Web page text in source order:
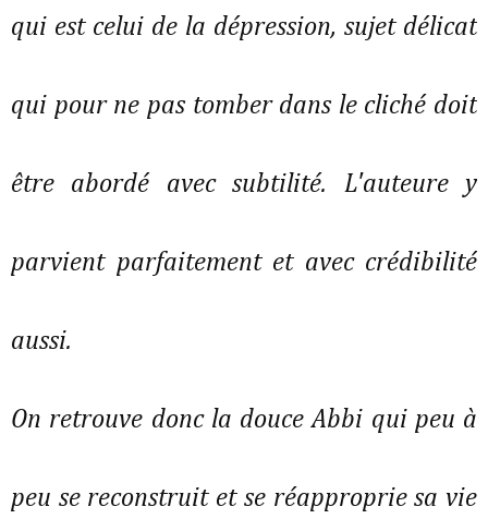
qui est celui de la dépression, sujet délicat
qui pour ne pas tomber dans le cliché doit
être abordé avec subtilité. L'auteure y
parvient parfaitement et avec crédibilité
aussi.
On retrouve donc la douce Abbi qui peu à
peu se reconstruit et se réapproprie sa vie